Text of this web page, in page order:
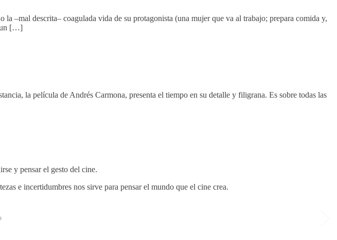
–mal descrita– coagulada vida de su protagonista (una mujer que va al trabajo; prepara comida y,
un […]
la película de Andrés Carmona, presenta el tiempo en su detalle y filigrana. Es sobre todas las
y pensar el gesto del cine.
e incertidumbres nos sirve para pensar el mundo que el cine crea.